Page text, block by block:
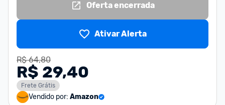
Oferta encerrada
Ativar Alerta
R$ 64,80
R$ 29,40
Frete Grátis
Vendido por: Amazon